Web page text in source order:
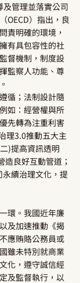
管理並落實公司
OECD）指出，良
責明確的環境，
有具包容性的社
督機制，制度設
監察人功能、尊
循；法制設計隨
如：經營權與所
先轉為注重利害
理3.0推動五大主
)提高資訊透明
良好互動管道；
續治理文化，提
環。我國近年廉
及加速推動《揭
應賄賂公務員或
雖未特別就商業
化，遵守誠信經
及監督執行，以